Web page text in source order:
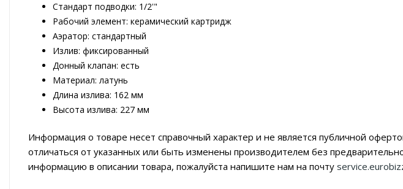
Стандарт подводки: 1/2'"
Рабочий элемент: керамический картридж
Аэратор: стандартный
Излив: фиксированный
Донный клапан: есть
Материал: латунь
Длина излива: 162 мм
Высота излива: 227 мм
Информация о товаре несет справочный характер и не является публичной
отличаться от указанных или быть изменены производителем без
информацию в описании товара, пожалуйста напишите нам на почту